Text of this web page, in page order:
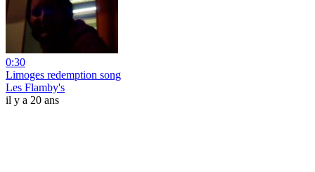
0:30
Limoges redemption song
Les Flamby's
il y a 20 ans